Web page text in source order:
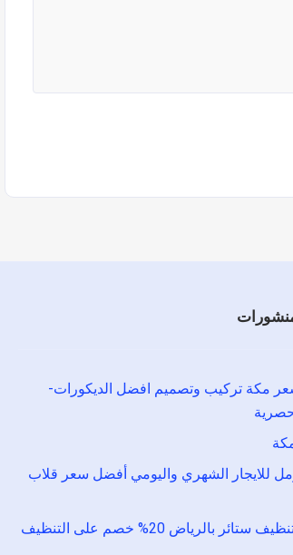
مكة تركيب وتصميم افضل الديكورات-
للايجار الشهري واليومي أفضل سعر قلاب
شركة تنظيف ستائر بالرياض 20% خصم على التنظيف